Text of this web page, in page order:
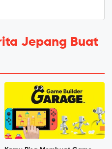
Jepang Buat